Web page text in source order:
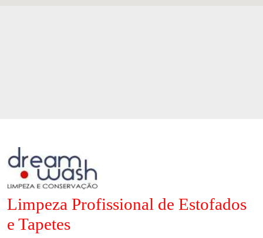
Limpeza Profissional de Estofados
e Tapetes